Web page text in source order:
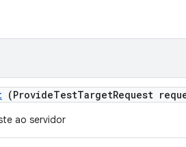
(ProvideTestTargetRequest
ao servidor